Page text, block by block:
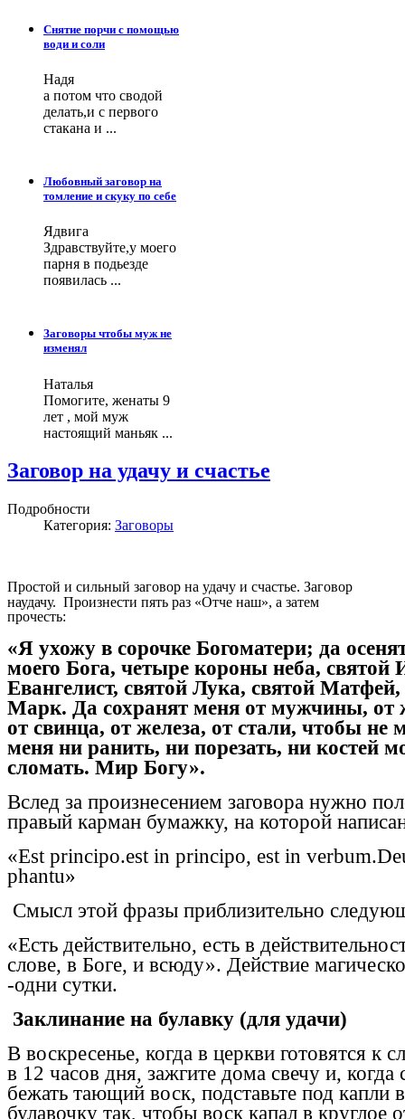
Снятие порчи с помощью
води и соли
Надя
а потом что сводой
делать,и с первого
стакана и ...
Любовный заговор на
томление и скуку по себе
Ядвига
Здравствуйте,у моего
парня в подьезде
появилась ...
Заговоры чтобы муж не
изменял
Наталья
Помогите, женаты 9
лет , мой муж
настоящий маньяк ...
Заговор на удачу и счастье
Подробности
Категория: Заговоры
Простой и сильный заговор на удачу и счастье. Заговор
наудачу. Произнести пять раз «Отче наш», а затем
прочесть:
«Я ухожу в сорочке Богоматери; да
моего Бога, четыре короны неба, святой
Евангелист, святой Лука, святой Матфей,
Марк. Да сохранят меня от мужчины,
от свинца, от железа, от стали, чтобы не
меня ни ранить, ни порезать, ни костей
сломать. Мир Богу».
Вслед за произнесением заговора нужно
правый карман бумажку, на которой
«Est principo.est in principo, est in
phantu»
Смысл этой фразы приблизительно
«Есть действительно, есть в
слове, в Боге, и всюду». Действие
-одни сутки.
Заклинание на булавку (для удачи)
В воскресенье, когда в церкви готовятся к
в 12 часов дня, зажгите дома свечу и, когда
бежать тающий воск, подставьте под капли
булавочку так, чтобы воск капал в круглое